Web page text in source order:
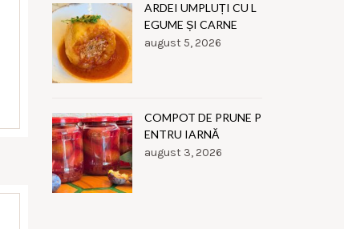
ARDEI UMPLUȚI CU L
EGUME ȘI CARNE
august 5, 2026
COMPOT DE PRUNE P
ENTRU IARNĂ
august 3, 2026